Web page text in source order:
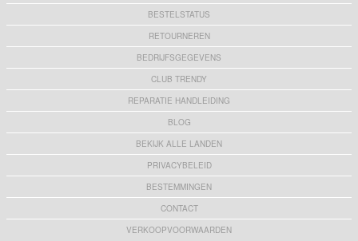
BESTELSTATUS
RETOURNEREN
BEDRIJFSGEGEVENS
CLUB TRENDY
REPARATIE HANDLEIDING
BLOG
BEKIJK ALLE LANDEN
PRIVACYBELEID
BESTEMMINGEN
CONTACT
VERKOOPVOORWAARDEN